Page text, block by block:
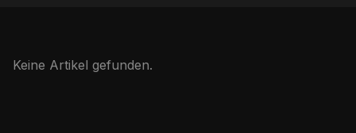
Keine Artikel gefunden.